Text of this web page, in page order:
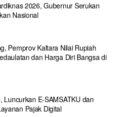
2026, Gubernur Serukan
Nasional
Pemprov Kaltara Nilai Rupiah
dan Harga Diri Bangsa di
Luncurkan E-SAMSATKU dan
Pajak Digital